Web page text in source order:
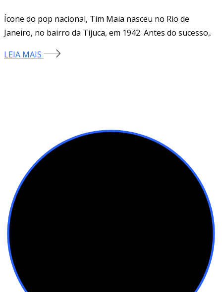
Ícone do pop nacional, Tim Maia nasceu no Rio de
Janeiro, no bairro da Tijuca, em 1942. Antes do sucesso,.
LEIA MAIS